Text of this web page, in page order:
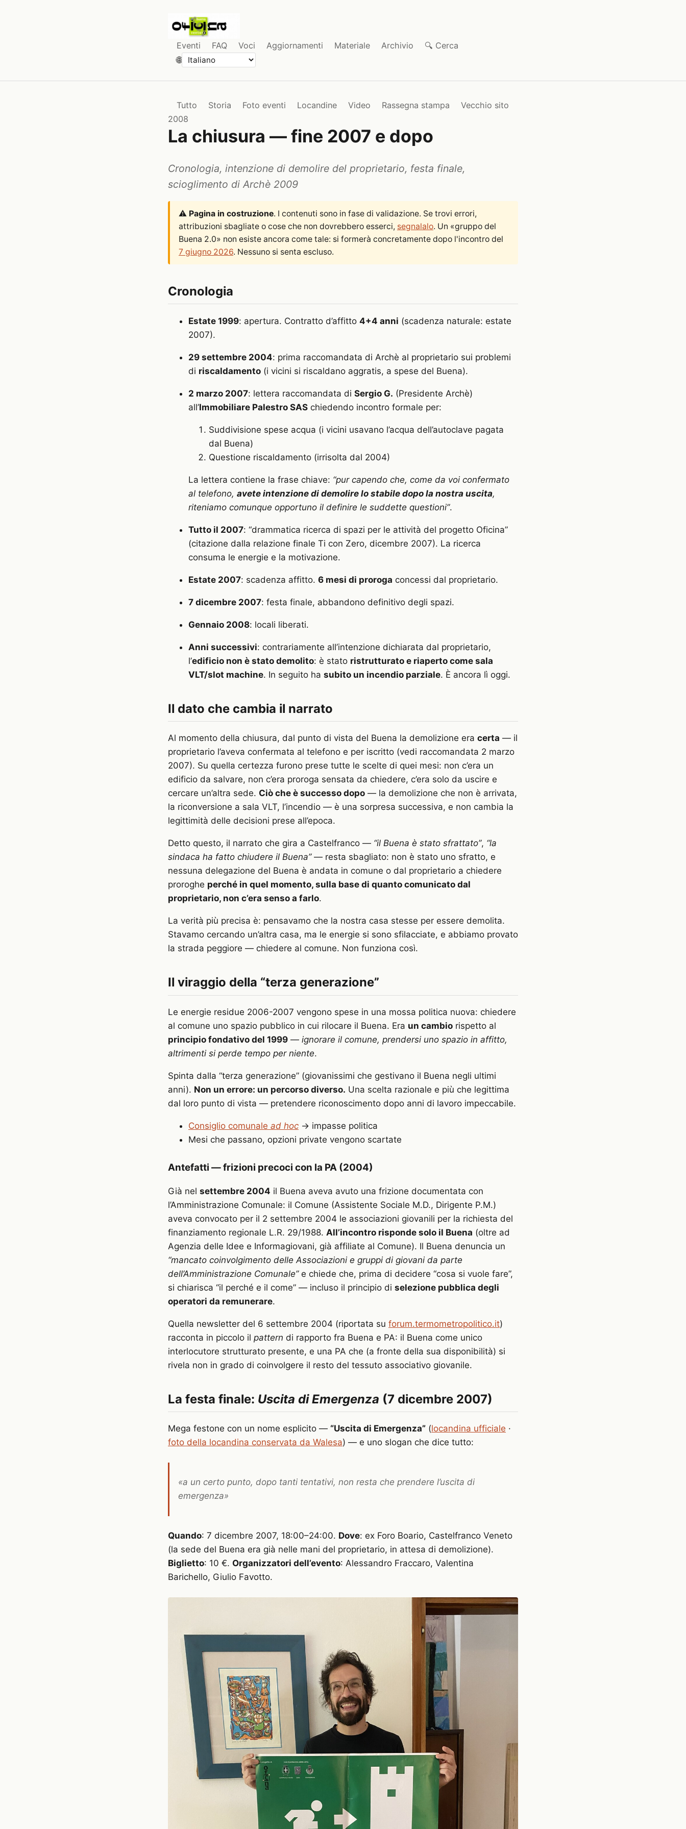
Eventi FAQ Voci Aggiornamenti Materiale Archivio
🔍 Cerca
🌐
Tutto Storia Foto eventi Locandine Video Rassegna stampa
Vecchio sito
2008
La chiusura — fine 2007 e dopo
Cronologia, intenzione di demolire del proprietario, festa finale,
scioglimento di Archè 2009
⚠️ Pagina in costruzione. I contenuti sono in fase di validazione. Se trovi errori,
attribuzioni sbagliate o cose che non dovrebbero esserci, segnalalo. Un «gruppo del
Buena 2.0» non esiste ancora come tale: si formerà concretamente dopo l'incontro del
7 giugno 2026. Nessuno si senta escluso.
Cronologia
Estate 1999: apertura. Contratto d’affitto 4+4 anni (scadenza naturale: estate
2007).
29 settembre 2004: prima raccomandata di Archè al proprietario sui problemi
di riscaldamento (i vicini si riscaldano aggratis, a spese del Buena).
2 marzo 2007: lettera raccomandata di Sergio G. (Presidente Archè)
all’Immobiliare Palestro SAS chiedendo incontro formale per:
Suddivisione spese acqua (i vicini usavano l’acqua dell’autoclave pagata
dal Buena)
Questione riscaldamento (irrisolta dal 2004)
La lettera contiene la frase chiave: “pur capendo che, come da voi confermato
al telefono, avete intenzione di demolire lo stabile dopo la nostra uscita,
riteniamo comunque opportuno il definire le suddette questioni”.
Tutto il 2007: “drammatica ricerca di spazi per le attività del progetto Oficina”
(citazione dalla relazione finale Ti con Zero, dicembre 2007). La ricerca
consuma le energie e la motivazione.
Estate 2007: scadenza affitto. 6 mesi di proroga concessi dal proprietario.
7 dicembre 2007: festa finale, abbandono definitivo degli spazi.
Gennaio 2008: locali liberati.
Anni successivi: contrariamente all’intenzione dichiarata dal proprietario,
l’edificio non è stato demolito: è stato ristrutturato e riaperto come sala
VLT/slot machine. In seguito ha subito un incendio parziale. È ancora lì oggi.
Il dato che cambia il narrato
Al momento della chiusura, dal punto di vista del Buena la demolizione era certa — il
proprietario l’aveva confermata al telefono e per iscritto (vedi raccomandata 2 marzo
2007). Su quella certezza furono prese tutte le scelte di quei mesi: non c’era un
edificio da salvare, non c’era proroga sensata da chiedere, c’era solo da uscire e
cercare un’altra sede. Ciò che è successo dopo — la demolizione che non è arrivata,
la riconversione a sala VLT, l’incendio — è una sorpresa successiva, e non cambia la
legittimità delle decisioni prese all’epoca.
Detto questo, il narrato che gira a Castelfranco — “il Buena è stato sfrattato”, “la
sindaca ha fatto chiudere il Buena”— resta sbagliato: non è stato uno sfratto, e
nessuna delegazione del Buena è andata in comune o dal proprietario a chiedere
proroghe perché in quel momento, sulla base di quanto comunicato dal
proprietario, non c’era senso a farlo.
La verità più precisa è: pensavamo che la nostra casa stesse per essere demolita.
Stavamo cercando un’altra casa, ma le energie si sono sfilacciate, e abbiamo provato
la strada peggiore — chiedere al comune. Non funziona così.
Il viraggio della “terza generazione”
Le energie residue 2006-2007 vengono spese in una mossa politica nuova: chiedere
al comune uno spazio pubblico in cui rilocare il Buena. Era un cambio rispetto al
principio fondativo del 1999 — ignorare il comune, prendersi uno spazio in affitto,
altrimenti si perde tempo per niente.
Spinta dalla “terza generazione” (giovanissimi che gestivano il Buena negli ultimi
anni). Non un errore: un percorso diverso. Una scelta razionale e più che legittima
dal loro punto di vista — pretendere riconoscimento dopo anni di lavoro impeccabile.
Consiglio comunale ad hoc → impasse politica
Mesi che passano, opzioni private vengono scartate
Antefatti — frizioni precoci con la PA (2004)
Già nel settembre 2004 il Buena aveva avuto una frizione documentata con
l’Amministrazione Comunale: il Comune (Assistente Sociale M.D., Dirigente P.M.)
aveva convocato per il 2 settembre 2004 le associazioni giovanili per la richiesta del
finanziamento regionale L.R. 29/1988. All’incontro risponde solo il Buena (oltre ad
Agenzia delle Idee e Informagiovani, già affiliate al Comune). Il Buena denuncia un
“mancato coinvolgimento delle Associazioni e gruppi di giovani da parte
dell’Amministrazione Comunale”e chiede che, prima di decidere “cosa si vuole fare”,
si chiarisca “il perché e il come” — incluso il principio di selezione pubblica degli
operatori da remunerare.
Quella newsletter del 6 settembre 2004 (riportata su forum.termometropolitico.it)
racconta in piccolo il pattern di rapporto fra Buena e PA: il Buena come unico
interlocutore strutturato presente, e una PA che (a fronte della sua disponibilità) si
rivela non in grado di coinvolgere il resto del tessuto associativo giovanile.
La festa finale: Uscita di Emergenza (7 dicembre 2007)
Mega festone con un nome esplicito — “Uscita di Emergenza” (locandina ufficiale ·
foto della locandina conservata da Walesa) — e uno slogan che dice tutto:
«a un certo punto, dopo tanti tentativi, non resta che prendere l’uscita di
emergenza»
Quando: 7 dicembre 2007, 18:00–24:00. Dove: ex Foro Boario, Castelfranco Veneto
(la sede del Buena era già nelle mani del proprietario, in attesa di demolizione).
Biglietto: 10 €. Organizzatori dell’evento: Alessandro Fraccaro, Valentina
Barichello, Giulio Favotto.